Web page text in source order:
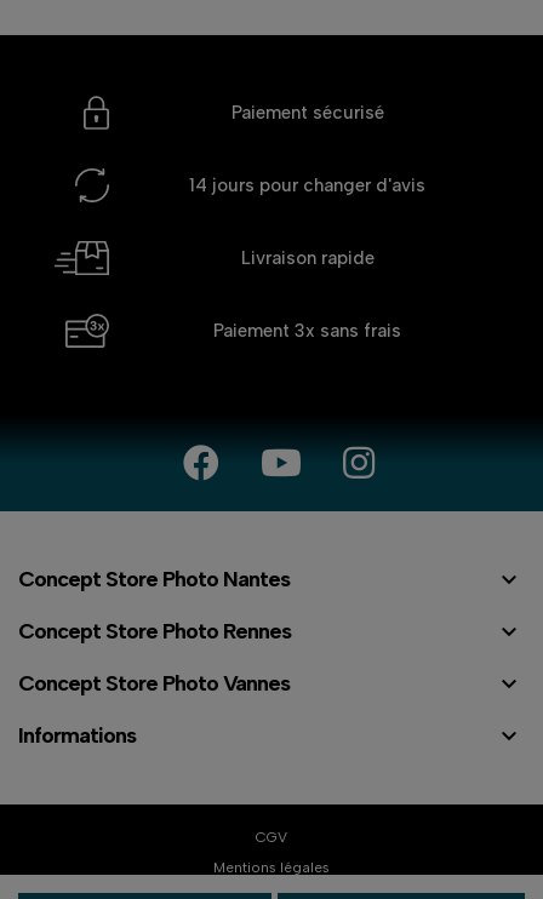
Paiement sécurisé
14 jours pour changer d'avis
Livraison rapide
Paiement 3x sans frais
Concept Store Photo Nantes 
Concept Store Photo Rennes 
Concept Store Photo Vannes 
Informations 
CGV
Mentions légales